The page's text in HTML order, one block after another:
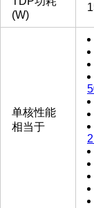
(W)
单核性能
相当于